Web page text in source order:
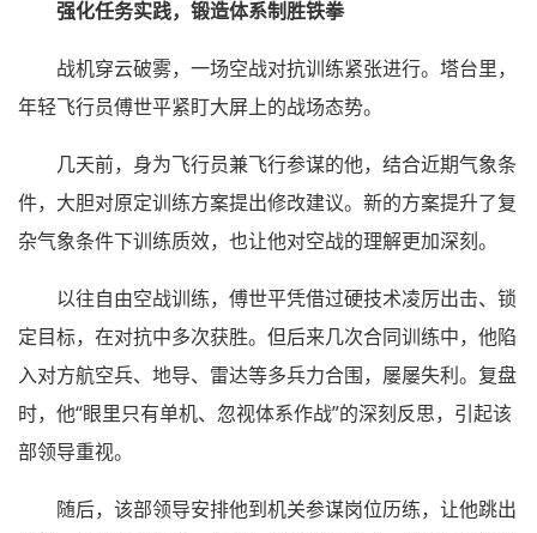
强化任务实践，锻造体系制胜铁拳
战机穿云破雾，一场空战对抗训练紧张进行。塔台里，
年轻飞行员傅世平紧盯大屏上的战场态势。
几天前，身为飞行员兼飞行参谋的他，结合近期气象条
件，大胆对原定训练方案提出修改建议。新的方案提升了复
杂气象条件下训练质效，也让他对空战的理解更加深刻。
以往自由空战训练，傅世平凭借过硬技术凌厉出击、锁
定目标，在对抗中多次获胜。但后来几次合同训练中，他陷
入对方航空兵、地导、雷达等多兵力合围，屡屡失利。复盘
时，他“眼里只有单机、忽视体系作战”的深刻反思，引起该
部领导重视。
随后，该部领导安排他到机关参谋岗位历练，让他跳出